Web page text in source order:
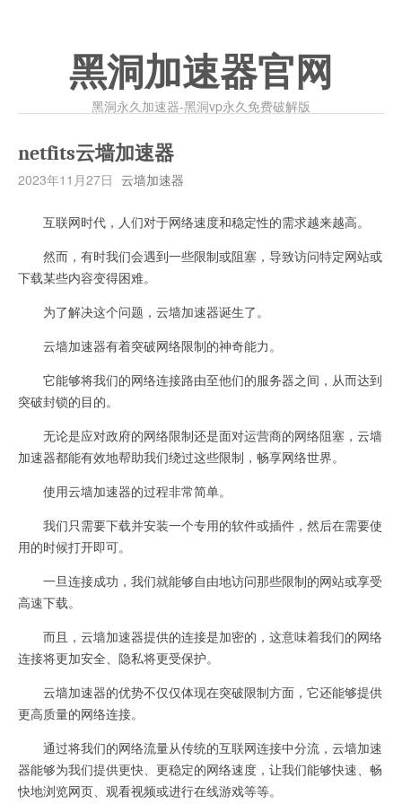
黑洞加速器官网
黑洞永久加速器-黑洞vp永久免费破解版
netfits云墙加速器
2023年11月27日 云墙加速器
互联网时代，人们对于网络速度和稳定性的需求越来越高。
然而，有时我们会遇到一些限制或阻塞，导致访问特定网站或
下载某些内容变得困难。
为了解决这个问题，云墙加速器诞生了。
云墙加速器有着突破网络限制的神奇能力。
它能够将我们的网络连接路由至他们的服务器之间，从而达到
突破封锁的目的。
无论是应对政府的网络限制还是面对运营商的网络阻塞，云墙
加速器都能有效地帮助我们绕过这些限制，畅享网络世界。
使用云墙加速器的过程非常简单。
我们只需要下载并安装一个专用的软件或插件，然后在需要使
用的时候打开即可。
一旦连接成功，我们就能够自由地访问那些限制的网站或享受
高速下载。
而且，云墙加速器提供的连接是加密的，这意味着我们的网络
连接将更加安全、隐私将更受保护。
云墙加速器的优势不仅仅体现在突破限制方面，它还能够提供
更高质量的网络连接。
通过将我们的网络流量从传统的互联网连接中分流，云墙加速
器能够为我们提供更快、更稳定的网络速度，让我们能够快速、畅
快地浏览网页、观看视频或进行在线游戏等等。